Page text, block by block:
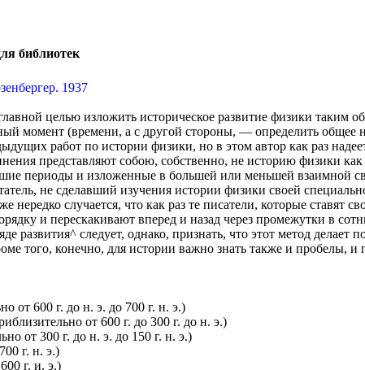
библиотек
1937
целью изложить историческое развитие физики таким
момент (времени, а с другой стороны, — определить общее
работ по истории физики, но в этом автор как раз
представляют собою, собственно, не историю физики
периоды и изложенные в большей или меньшей взаимной
не сделавший изучения истории физики своей
нередко случается, что как раз те писатели, которые ставят
и перескакивают вперед и назад через промежутки в
развития^ следует, однако, признать, что этот метод
того, конечно, для истории важно знать также и пробелы,
от 600 г. до н. э. до 700 г. н. э.)
от 600 г. до 300 г. до н. э.)
от 300 г. до н. э. до 150 г. н. э.)
г. н. э.)
г. и. э.)